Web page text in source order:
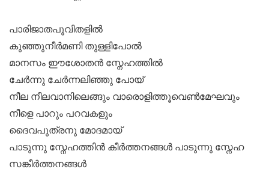
പാരിജാതപൂവിതളിൽ
കുഞ്ഞുനീർമണി തുള്ളിപോൽ
മാനസം ഈശോതൻ സ്നേഹത്തിൽ
ചേർന്നു ചേർന്നലിഞ്ഞു പോയ്‌
നീല നീലവാനിലെങ്ങും വാരൊളിത്തൂവെൺമേഘവും
നീളെ പാറും പറവകളും
ദൈവപുത്രനു മോദമായ്
പാടുന്നു സ്നേഹത്തിൻ കീർത്തനങ്ങൾ പാടുന്നു സ്നേഹ
സങ്കീർത്തനങ്ങൾ